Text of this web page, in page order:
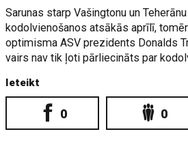
Sarunas starp Vašingtonu un
kodolvienošanos atsākās aprīlī,
optimisma ASV prezidents Donalds
vairs nav tik ļoti pārliecināts par
Ieteikt
0 0